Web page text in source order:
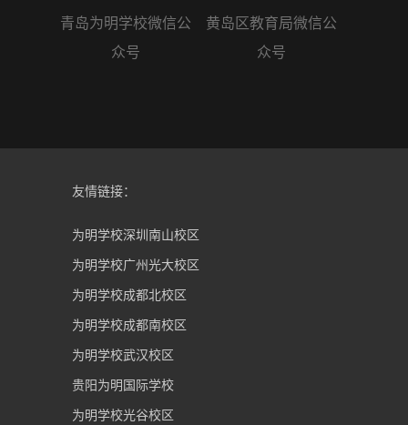
青岛为明学校微信公
众号
黄岛区教育局微信公
众号
友情链接：
为明学校深圳南山校区
为明学校广州光大校区
为明学校成都北校区
为明学校成都南校区
为明学校武汉校区
贵阳为明国际学校
为明学校光谷校区